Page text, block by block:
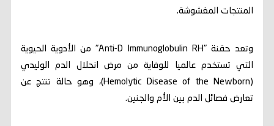
المنتجات المغشوشة.
وتعد حقنة "Anti-D Immunoglobulin RH" من الأدوية الحيوية
التي تستخدم عالميا للوقاية من مرض انحلال الدم الوليدي
(Hemolytic Disease of the Newborn)، وهو حالة تنتج عن
تعارض فصائل الدم بين الأم والجنين.